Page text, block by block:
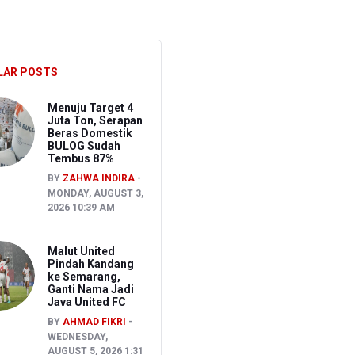
POSTS
Menuju Target 4
Juta Ton, Serapan
Beras Domestik
BULOG Sudah
Tembus 87%
BY ZAHWA INDIRA
MONDAY, AUGUST 3,
2026 10:39 AM
Malut United
Pindah Kandang
ke Semarang,
Ganti Nama Jadi
Java United FC
BY AHMAD FIKRI
WEDNESDAY,
AUGUST 5, 2026 1:31